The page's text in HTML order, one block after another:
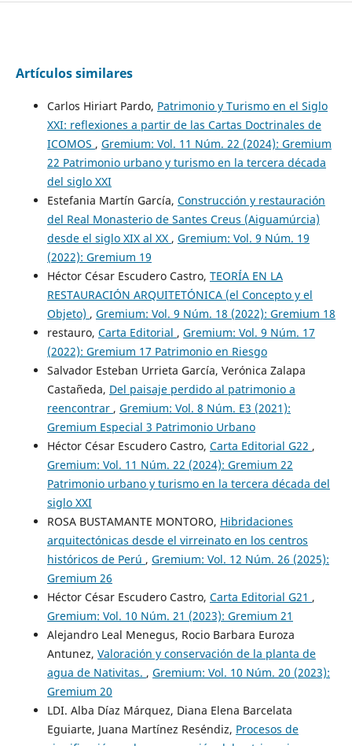
Artículos similares
Carlos Hiriart Pardo, Patrimonio y Turismo en el Siglo
XXI: reflexiones a partir de las Cartas Doctrinales de
ICOMOS , Gremium: Vol. 11 Núm. 22 (2024): Gremium
22 Patrimonio urbano y turismo en la tercera década
del siglo XXI
Estefania Martín García, Construcción y restauración
del Real Monasterio de Santes Creus (Aiguamúrcia)
desde el siglo XIX al XX , Gremium: Vol. 9 Núm. 19
(2022): Gremium 19
Héctor César Escudero Castro, TEORÍA EN LA
RESTAURACIÓN ARQUITETÓNICA (el Concepto y el
Objeto) , Gremium: Vol. 9 Núm. 18 (2022): Gremium 18
restauro, Carta Editorial , Gremium: Vol. 9 Núm. 17
(2022): Gremium 17 Patrimonio en Riesgo
Salvador Esteban Urrieta García, Verónica Zalapa
Castañeda, Del paisaje perdido al patrimonio a
reencontrar , Gremium: Vol. 8 Núm. E3 (2021):
Gremium Especial 3 Patrimonio Urbano
Héctor César Escudero Castro, Carta Editorial G22 ,
Gremium: Vol. 11 Núm. 22 (2024): Gremium 22
Patrimonio urbano y turismo en la tercera década del
siglo XXI
ROSA BUSTAMANTE MONTORO, Hibridaciones
arquitectónicas desde el virreinato en los centros
históricos de Perú , Gremium: Vol. 12 Núm. 26 (2025):
Gremium 26
Héctor César Escudero Castro, Carta Editorial G21 ,
Gremium: Vol. 10 Núm. 21 (2023): Gremium 21
Alejandro Leal Menegus, Rocio Barbara Euroza
Antunez, Valoración y conservación de la planta de
agua de Nativitas. , Gremium: Vol. 10 Núm. 20 (2023):
Gremium 20
LDI. Alba Díaz Márquez, Diana Elena Barcelata
Eguiarte, Juana Martínez Reséndiz, Procesos de